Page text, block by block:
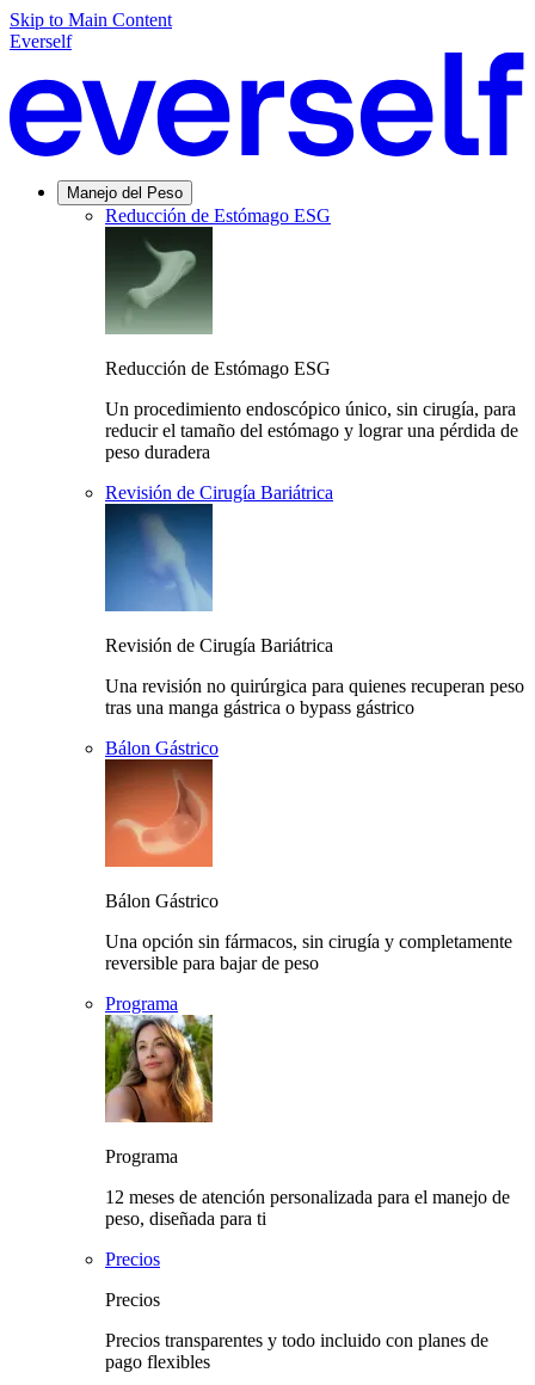
Skip to Main Content
Everself
Manejo del Peso
Reducción de Estómago ESG
Reducción de Estómago ESG
Un procedimiento endoscópico único, sin cirugía, para
reducir el tamaño del estómago y lograr una pérdida de
peso duradera
Revisión de Cirugía Bariátrica
Revisión de Cirugía Bariátrica
Una revisión no quirúrgica para quienes recuperan peso
tras una manga gástrica o bypass gástrico
Bálon Gástrico
Bálon Gástrico
Una opción sin fármacos, sin cirugía y completamente
reversible para bajar de peso
Programa
Programa
12 meses de atención personalizada para el manejo de
peso, diseñada para ti
Precios
Precios
Precios transparentes y todo incluido con planes de
pago flexibles